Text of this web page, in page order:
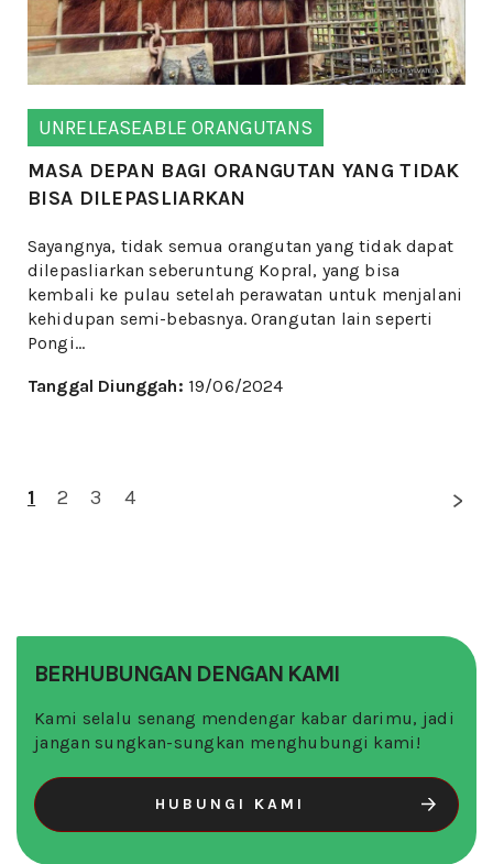
UNRELEASEABLE ORANGUTANS
MASA DEPAN BAGI ORANGUTAN YANG TIDAK
BISA DILEPASLIARKAN
Sayangnya, tidak semua orangutan yang tidak dapat
dilepasliarkan seberuntung Kopral, yang bisa
kembali ke pulau setelah perawatan untuk menjalani
kehidupan semi-bebasnya. Orangutan lain seperti
Pongi...
Tanggal Diunggah: 19/06/2024
1 2 3 4
BERHUBUNGAN DENGAN KAMI
Kami selalu senang mendengar kabar darimu, jadi
jangan sungkan-sungkan menghubungi kami!
HUBUNGI KAMI